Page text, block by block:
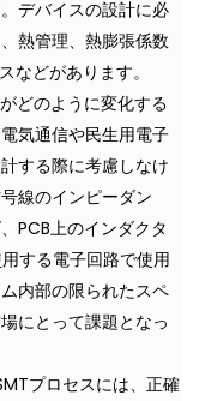
デバイスの設計に必
熱管理、熱膨張係数
などがあります。
どのように変化する
気通信や民生用電子
する際に考慮しなけ
線のインピーダン
PCB上のインダクタ
する電子回路で使用
内部の限られたスペ
にとって課題となっ
プロセスには、正確